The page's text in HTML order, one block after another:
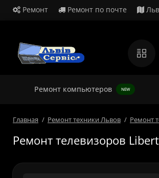
Ремонт Ремонт по почте
Ремонт компьютеров NEW
Главная Ремонт техники Львов Ремонт
Ремонт телевизоров